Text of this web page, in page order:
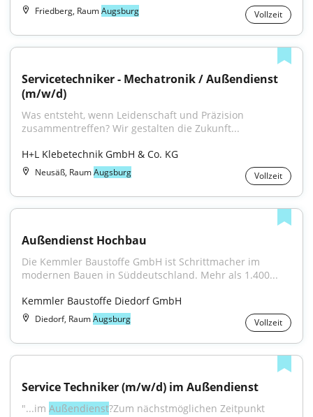
Friedberg, RaumAugsburg Vollzeit
Servicetechniker - Mechatronik / Außendienst
(m/w/d)
Was entsteht, wenn Leidenschaft und Präzision
zusammentreffen? Wir gestalten die Zukunft...
H+L Klebetechnik GmbH & Co. KG
Neusäß, RaumAugsburg Vollzeit
Außendienst Hochbau
Die Kemmler Baustoffe GmbH ist Schrittmacher im
modernen Bauen in Süddeutschland. Mehr als 1.400...
Kemmler Baustoffe Diedorf GmbH
Diedorf, RaumAugsburg Vollzeit
Service Techniker (m/w/d) im Außendienst
"...im Außendienst?Zum nächstmöglichen Zeitpunkt